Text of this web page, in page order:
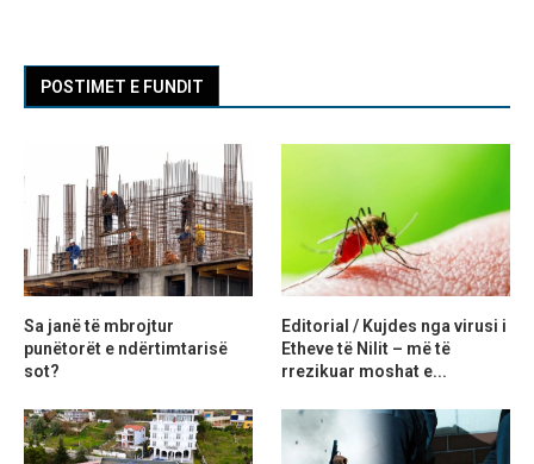
POSTIMET E FUNDIT
Sa janë të mbrojtur
punëtorët e ndërtimtarisë
sot?
Editorial / Kujdes nga virusi i
Etheve të Nilit – më të
rrezikuar moshat e...